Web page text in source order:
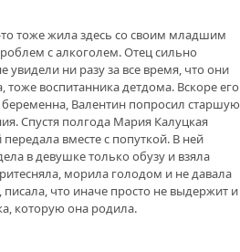
тоже жила здесь со своим младшим
с алкоголем. Отец сильно
ни разу за все время, что они
воспитанника детдома. Вскоре его
Валентин попросил старшую
Спустя полгода Мария Калуцкая
вместе с попуткой. В ней
в девушке только обузу и взяла
морила голодом и не давала
что иначе просто не выдержит и
которую она родила.